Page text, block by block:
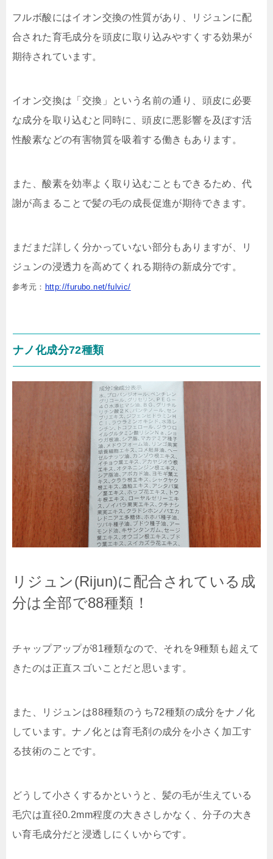
フルボ酸にはイオン交換の性質があり、リジュンに配
合された育毛成分を頭皮に取り込みやすくする効果が
期待されています。
イオン交換は「交換」という名前の通り、頭皮に必要
な成分を取り込むと同時に、頭皮に悪影響を及ぼす活
性酸素などの有害物質を吸着する働きもあります。
また、酸素を効率よく取り込むこともできるため、代
謝が高まることで髪の毛の成長促進が期待できます。
まだまだ詳しく分かっていない部分もありますが、リ
ジュンの浸透力を高めてくれる期待の新成分です。
参考元： http://furubo.net/fulvic/
ナノ化成分72種類
リジュン(Rijun)に配合されている成
分は全部で88種類！
チャップアップが81種類なので、それを9種類も超えて
きたのは正直スゴいことだと思います。
また、リジュンは88種類のうち72種類の成分をナノ化
しています。ナノ化とは育毛剤の成分を小さく加工す
る技術のことです。
どうして小さくするかというと、髪の毛が生えている
毛穴は直径0.2mm程度の大きさしかなく、分子の大き
い育毛成分だと浸透しにくいからです。